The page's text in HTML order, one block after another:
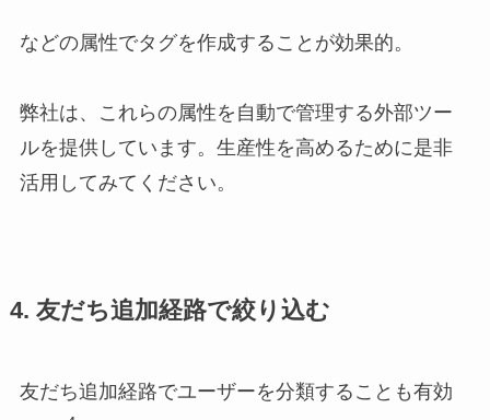
などの属性でタグを作成することが効果的。
弊社は、これらの属性を自動で管理する外部ツー
ルを提供しています。生産性を高めるために是非
活用してみてください。
4. 友だち追加経路で絞り込む
友だち追加経路でユーザーを分類することも有効